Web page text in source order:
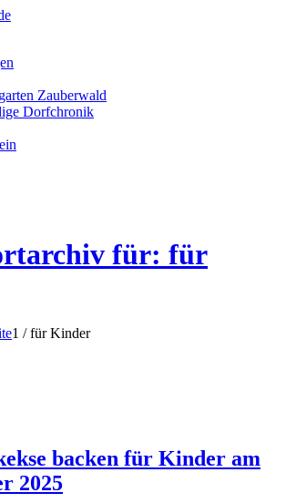
Zauberwald
Dorfchronik
für: für
1 / für Kinder
backen für Kinder am
2025